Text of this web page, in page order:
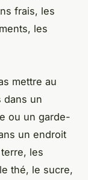
frais, les
les
mettre au
dans un
ou un garde-
un endroit
les
thé, le sucre,